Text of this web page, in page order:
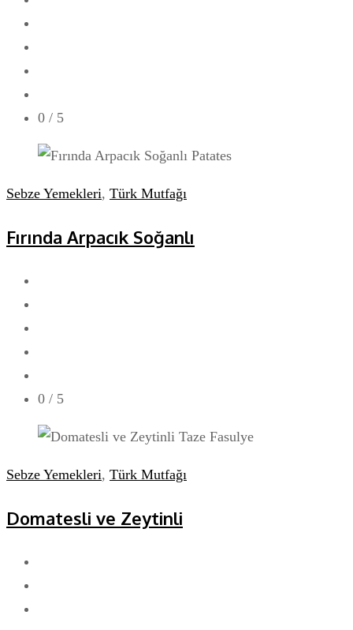
0 / 5
Sebze Yemekleri, Türk Mutfağı
Fırında Arpacık Soğanlı
0 / 5
Sebze Yemekleri, Türk Mutfağı
Domatesli ve Zeytinli